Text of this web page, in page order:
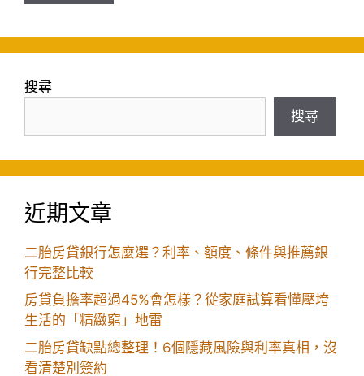
搜尋
搜尋
近期文章
二胎房貸銀行怎麼選？利率、額度、條件與推薦銀
行完整比較
房貸負擔率超過45%會怎樣？從家庭試算看懂壓垮
生活的「精緻窮」地雷
二胎房貸缺點總整理！6個隱藏風險與利率真相，沒
看清楚別簽約